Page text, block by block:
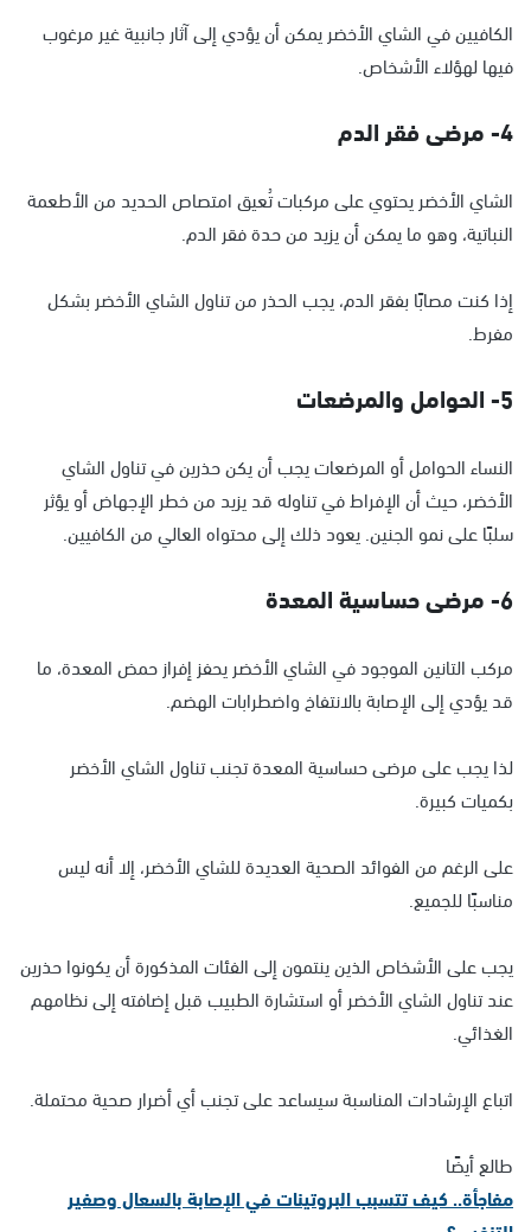
الكافيين في الشاي الأخضر يمكن أن يؤدي إلى آثار جانبية غير مرغوب
فيها لهؤلاء الأشخاص.
4- مرضى فقر الدم
الشاي الأخضر يحتوي على مركبات تُعيق امتصاص الحديد من الأطعمة
النباتية، وهو ما يمكن أن يزيد من حدة فقر الدم.
إذا كنت مصابًا بفقر الدم، يجب الحذر من تناول الشاي الأخضر بشكل
مفرط.
5- الحوامل والمرضعات
النساء الحوامل أو المرضعات يجب أن يكن حذرين في تناول الشاي
الأخضر، حيث أن الإفراط في تناوله قد يزيد من خطر الإجهاض أو يؤثر
سلبًا على نمو الجنين. يعود ذلك إلى محتواه العالي من الكافيين.
6- مرضى حساسية المعدة
مركب التانين الموجود في الشاي الأخضر يحفز إفراز حمض المعدة، ما
قد يؤدي إلى الإصابة بالانتفاخ واضطرابات الهضم.
لذا يجب على مرضى حساسية المعدة تجنب تناول الشاي الأخضر
بكميات كبيرة.
على الرغم من الفوائد الصحية العديدة للشاي الأخضر، إلا أنه ليس
مناسبًا للجميع.
يجب على الأشخاص الذين ينتمون إلى الفئات المذكورة أن يكونوا حذرين
عند تناول الشاي الأخضر أو استشارة الطبيب قبل إضافته إلى نظامهم
الغذائي.
اتباع الإرشادات المناسبة سيساعد على تجنب أي أضرار صحية محتملة.
طالع أيضًا
مفاجأة.. كيف تتسبب البروتينات في الإصابة بالسعال وصفير